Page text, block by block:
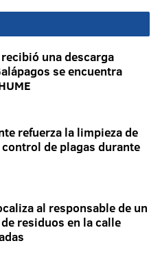
una descarga
se encuentra
refuerza la limpieza de
de plagas durante
al responsable de un
residuos en la calle